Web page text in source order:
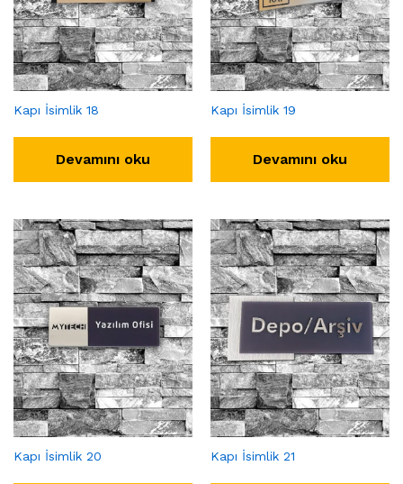
Kapı İsimlik 18
Devamını oku
Kapı İsimlik 19
Devamını oku
Kapı İsimlik 20 Kapı İsimlik 21